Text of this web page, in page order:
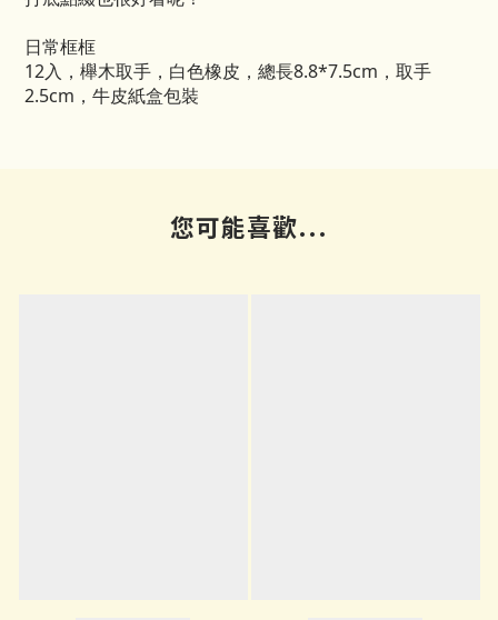
日常框框
12入，櫸木取手，白色橡皮，總長8.8*7.5cm，取手
2.5cm，牛皮紙盒包裝
您可能喜歡...